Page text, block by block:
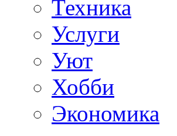
Техника
Услуги
Уют
Хобби
Экономика